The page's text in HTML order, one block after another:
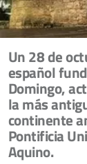
Un 28 de
español
Domingo,
la más
continente
Pontificia
Aquino.